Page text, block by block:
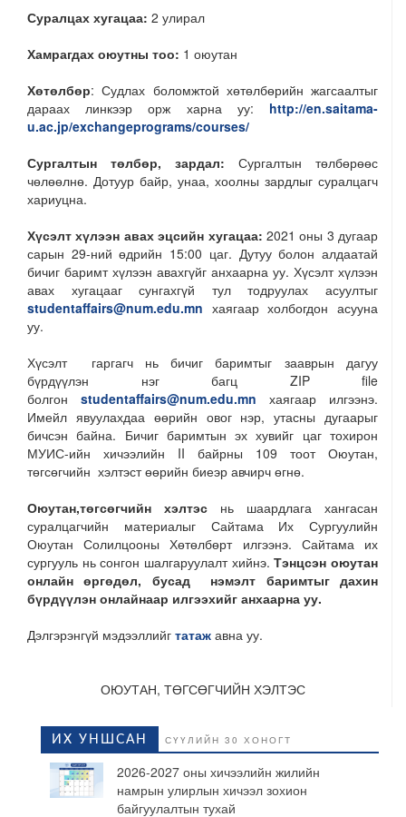
Суралцах хугацаа: 2 улирал
Хамрагдах оюутны тоо: 1 оюутан
Хөтөлбөр: Судлах боломжтой хөтөлбөрийн жагсаалтыг
дараах линкээр орж харна уу: http://en.saitama-
u.ac.jp/exchangeprograms/courses/
Сургалтын төлбөр, зардал: Сургалтын төлбөрөөс
чөлөөлнө. Дотуур байр, унаа, хоолны зардлыг суралцагч
хариуцна.
Хүсэлт хүлээн авах эцсийн хугацаа: 2021 оны 3 дугаар
сарын 29-ний өдрийн 15:00 цаг. Дутуу болон алдаатай
бичиг баримт хүлээн авахгүйг анхаарна уу. Хүсэлт хүлээн
авах хугацааг сунгахгүй тул тодруулах асуултыг
studentaffairs@num.edu.mn хаягаар холбогдон асууна
уу.
Хүсэлт гаргагч нь бичиг баримтыг зааврын дагуу
бүрдүүлэн нэг багц ZIP file
болгон studentaffairs@num.edu.mn хаягаар илгээнэ.
Имейл явуулахдаа өөрийн овог нэр, утасны дугаарыг
бичсэн байна. Бичиг баримтын эх хувийг цаг тохирон
МУИС-ийн хичээлийн II байрны 109 тоот Оюутан,
төгсөгчийн хэлтэст өөрийн биеэр авчирч өгнө.
Оюутан,төгсөгчийн хэлтэс нь шаардлага хангасан
суралцагчийн материалыг Сайтама Их Сургуулийн
Оюутан Солилцооны Хөтөлбөрт илгээнэ. Сайтама их
сургууль нь сонгон шалгаруулалт хийнэ.Тэнцсэн оюутан
онлайн өргөдөл, бусад нэмэлт баримтыг дахин
бүрдүүлэн онлайнаар илгээхийг анхаарна уу.
Дэлгэрэнгүй мэдээллийг татаж авна уу.
ОЮУТАН, ТӨГСӨГЧИЙН ХЭЛТЭС
ИХ УНШСАН СҮҮЛИЙН 30 ХОНОГТ
2026-2027 оны хичээлийн жилийн
намрын улирлын хичээл зохион
байгуулалтын тухай